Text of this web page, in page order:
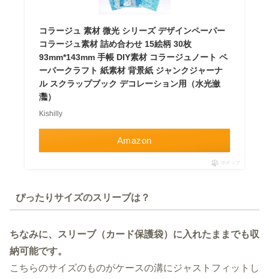
コラージュ 素材 微光 シリーズ デザインペーパー
コラージュ素材 詰め合わせ 15絵柄 30枚
93mm*143mm 手帳 DIY素材 コラージュノート ペ
ーパークラフト 紙素材 背景紙 ジャンクジャーナ
ル スクラップブック デコレーション用（水光瀲
灩）
Kishilly
Amazon
ポチップ
ぴったりサイズのスリーブは？
ちなみに、スリーブ（カード保護袋）に入れたままでも収
納可能です。
こちらのサイズのものがケースの溝にジャストフィットし